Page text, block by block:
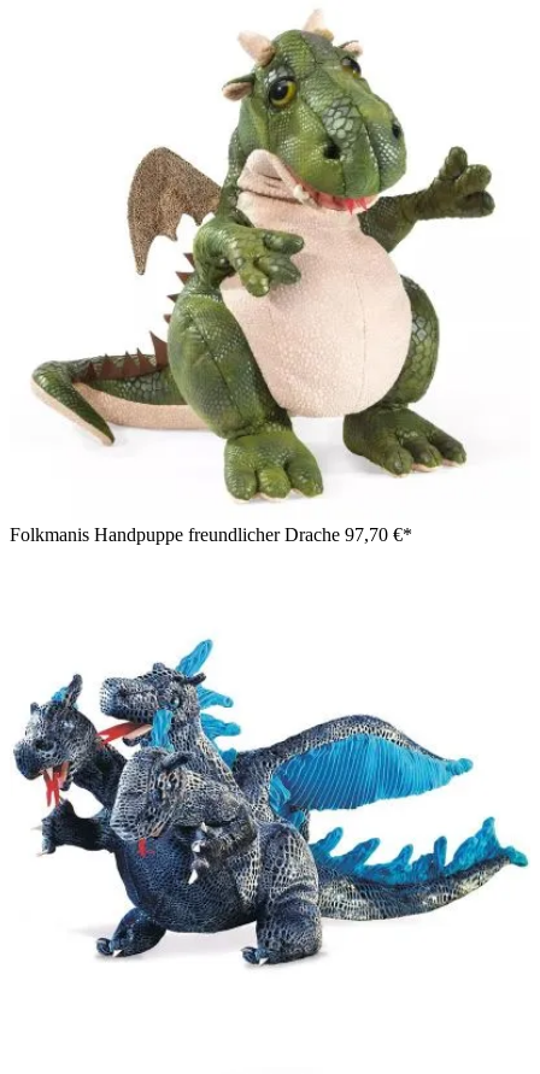
Mädchen hält Folkmanis Handpuppe Eisdrache mit blau-
silbernem Fell, weißem Mähnenbesatz und Hörnern im Arm
Folkmanis Handpuppe freundlicher Drache 97,70 €*